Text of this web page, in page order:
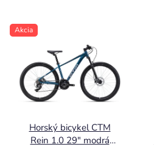
Akcia
Horský bicykel CTM
Rein 1.0 29" modrá